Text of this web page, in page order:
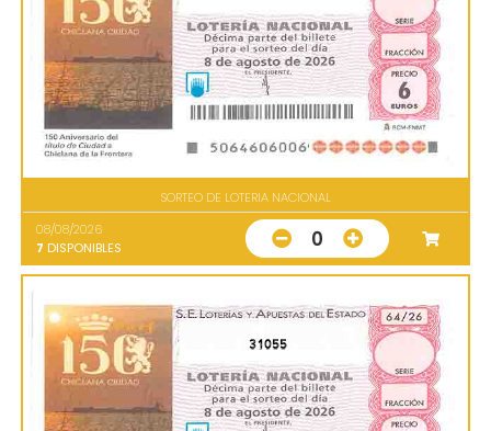
SORTEO DE LOTERIA NACIONAL
08/08/2026
7 DISPONIBLES 0
31055